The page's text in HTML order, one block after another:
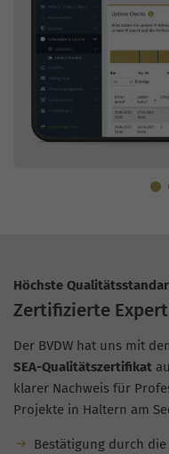
Höchste
Zertifizierte
Der BVDW hat uns mit
SEA-Qualitätszertifikat
klarer Nachweis für
Projekte in Haltern am
Bestätigung durch